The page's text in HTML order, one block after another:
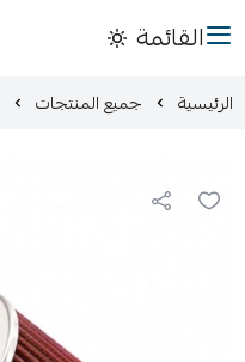
القائمة
الرئيسية جميع المنتجات